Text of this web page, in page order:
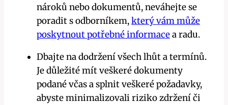
nároků nebo dokumentů, neváhejte se
poradit s odborníkem,který vám může
poskytnout potřebné informacea radu.
Dbajte na dodržení všech lhůt a termínů.
Je důležité mít veškeré dokumenty
podané včas a splnit veškeré požadavky,
abyste minimalizovali riziko zdržení či